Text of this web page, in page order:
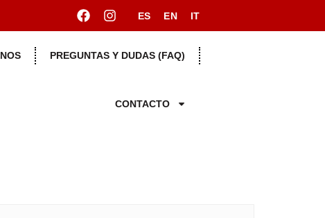
ES EN IT
PREGUNTAS Y DUDAS (FAQ)
CONTACTO